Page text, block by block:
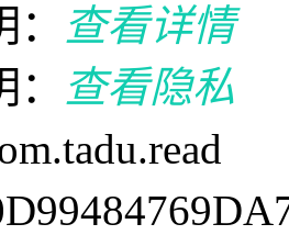
查看详情
查看隐私